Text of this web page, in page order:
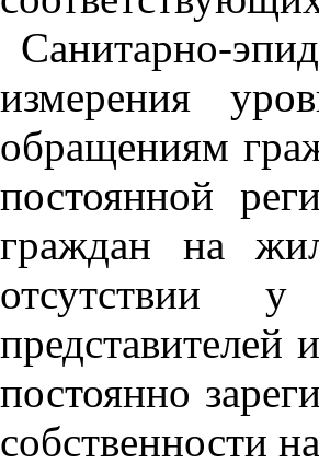
Санитарно-
измерения
обращениям
постоянной
граждан на
отсутствии у
представителей
постоянно
собственности